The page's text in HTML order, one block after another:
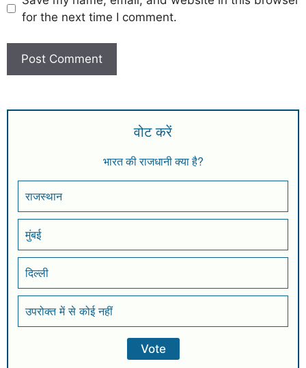
for the next time I comment.
वोट करें
भारत की राजधानी क्या है?
राजस्थान
मुंबई
दिल्ली
उपरोक्त में से कोई नहीं